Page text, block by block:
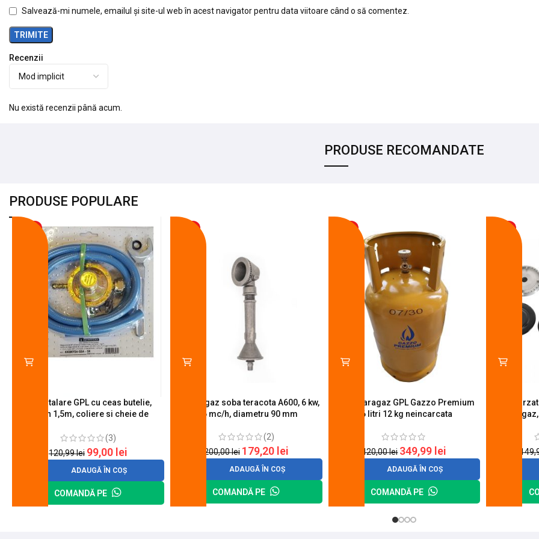
Recenzii
Nu există recenzii până acum.
Salvează-mi numele, emailul și site-ul web în acest navigator pentru data viitoare când o să comentez.
PRODUSE RECOMANDATE
PRODUSE POPULARE
Kit instalare GPL cu ceas butelie,
furtun 1,5m, coliere si cheie de
(3)
120,99lei 99,00 lei
ADAUGĂ ÎN COȘ
COMANDĂ PE
Arzator gaz soba teracota A600, 6 kw,
0.6 mc/h, diametru 90 mm
(2)
200,00lei 179,20 lei
ADAUGĂ ÎN COȘ
COMANDĂ PE
Butelie aragaz GPL Gazzo Premium
26 litri 12 kg neincarcata
420,00lei 349,99 lei
ADAUGĂ ÎN COȘ
COMANDĂ PE
Set 4